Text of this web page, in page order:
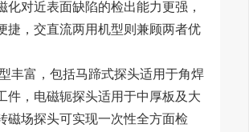
化对近表面缺陷的检出能力更强，
捷，交直流两用机型则兼顾两者优
丰富，包括马蹄式探头适用于角焊
件，电磁轭探头适用于中厚板及大
磁场探头可实现一次性全方面检